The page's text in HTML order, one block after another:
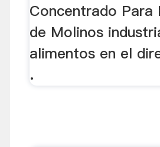
Concentrado Para
de Molinos
alimentos en el
.